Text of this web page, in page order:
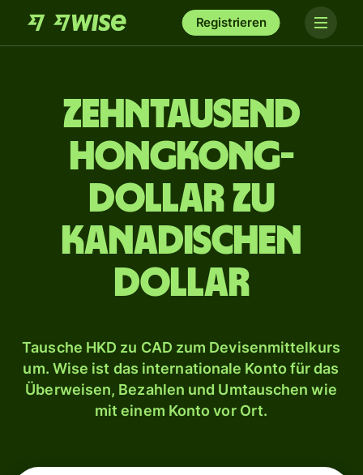
Registrieren
zehn­tausend
Hongkong-
Dollar zu
kanadischen
Dollar
Tausche HKD zu CAD zum Devisenmittelkurs
um. Wise ist das internationale Konto für das
Überweisen, Bezahlen und Umtauschen wie
mit einem Konto vor Ort.